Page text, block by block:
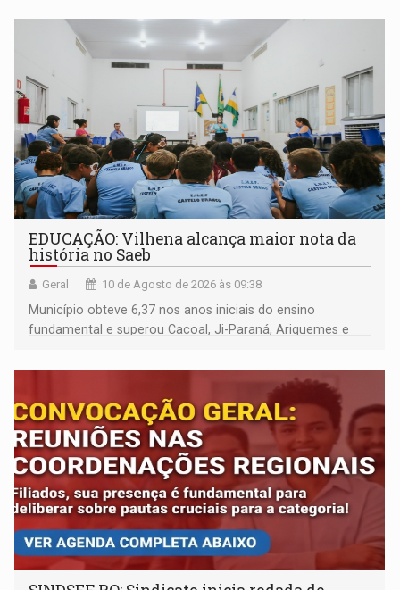
EDUCAÇÃO: Vilhena alcança maior nota da
história no Saeb
Geral 10 de Agosto de 2026 às 09:38
Município obteve 6,37 nos anos iniciais do ensino
fundamental e superou Cacoal, Ji-Paraná, Ariquemes e